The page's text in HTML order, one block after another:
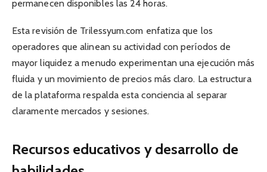
permanecen disponibles las 24 horas.
Esta revisión de Trilessyum.com enfatiza que los
operadores que alinean su actividad con períodos de
mayor liquidez a menudo experimentan una ejecución más
fluida y un movimiento de precios más claro. La estructura
de la plataforma respalda esta conciencia al separar
claramente mercados y sesiones.
Recursos educativos y desarrollo de